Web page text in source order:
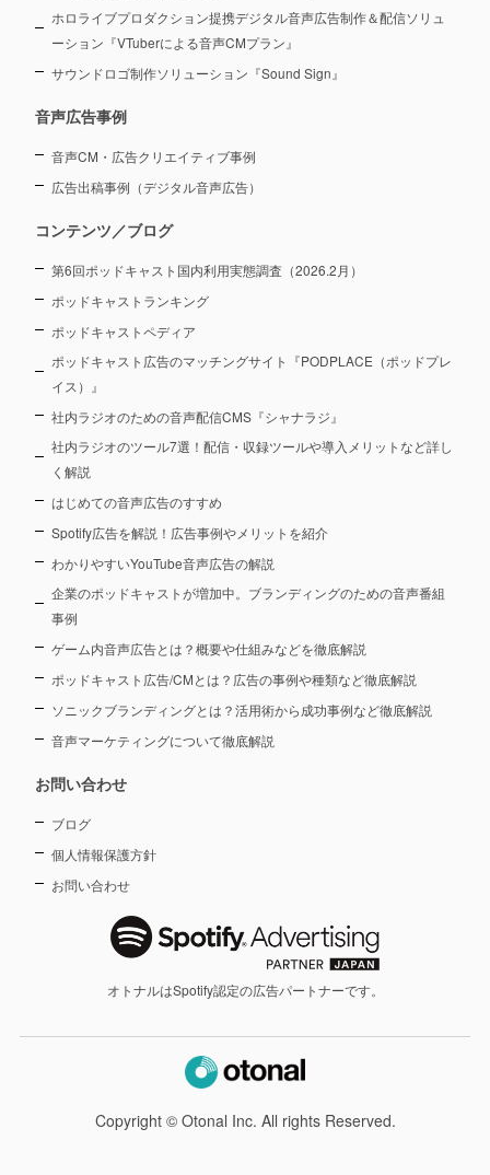
ホロライブプロダクション提携デジタル音声広告制作＆配信ソリュ
ーション 『VTuberによる音声CMプラン』
サウンドロゴ制作ソリューション『Sound Sign』
音声広告事例
音声CM・広告クリエイティブ事例
広告出稿事例（デジタル音声広告）
コンテンツ／ブログ
第6回ポッドキャスト国内利用実態調査（2026.2月）
ポッドキャストランキング
ポッドキャストペディア
ポッドキャスト広告のマッチングサイト『PODPLACE（ポッドプレ
イス）』
社内ラジオのための音声配信CMS『シャナラジ』
社内ラジオのツール7選！配信・収録ツールや導入メリットなど詳し
く解説
はじめての音声広告のすすめ
Spotify広告を解説！広告事例やメリットを紹介
わかりやすいYouTube音声広告の解説
企業のポッドキャストが増加中。ブランディングのための音声番組
事例
ゲーム内音声広告とは？概要や仕組みなどを徹底解説
ポッドキャスト広告/CMとは？広告の事例や種類など徹底解説
ソニックブランディングとは？活用術から成功事例など徹底解説
音声マーケティングについて徹底解説
お問い合わせ
ブログ
個人情報保護方針
お問い合わせ
オトナルはSpotify認定の広告パートナーです。
Copyright © Otonal Inc. All rights Reserved.